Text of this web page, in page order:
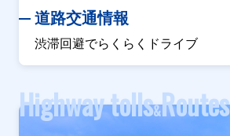
道路交通情報
渋滞回避でらくらくドライブ
Highway tolls&Routes